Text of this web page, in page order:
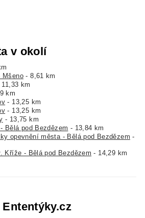
v okolí
Mšeno - 8,61 km
11,33 km
km
- 13,25 km
- 13,25 km
- 13,75 km
Bělá pod Bezdězem - 13,84 km
opevnění města - Bělá pod Bezdězem -
Kříže - Bělá pod Bezdězem - 14,29 km